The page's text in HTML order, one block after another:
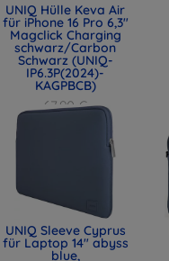
UNIQ Hülle Keva Air
für iPhone 16 Pro 6,3"
Magclick Charging
schwarz/Carbon
Schwarz (UNIQ-
IP6.3P(2024)-
KAGPBCB)
67,90 €
UNIQ Sleeve Cyprus
für Laptop 14" abyss
blue,